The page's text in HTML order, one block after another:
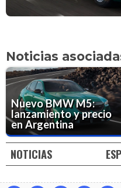
Noticias
Nuevo BMW M5:
lanzamiento y precio
en Argentina
NOTICIAS